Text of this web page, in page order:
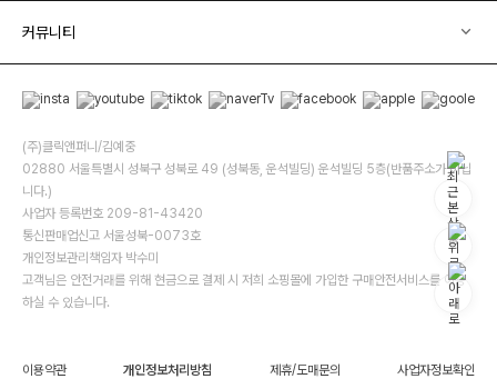
커뮤니티
(주)클릭앤퍼니/김예중
02880 서울특별시 성북구 성북로 49 (성북동, 운석빌딩) 운석빌딩 5층(반품주소가 아닙
니다.)
사업자 등록번호 209-81-43420
통신판매업신고 서울성북-0073호
개인정보관리책임자 박수미
고객님은 안전거래를 위해 현금으로 결제 시 저희 소핑몰에 가입한 구매안전서비스를 이용
하실 수 있습니다.
이용약관 개인정보처리방침 제휴/도매문의 사업자정보확인